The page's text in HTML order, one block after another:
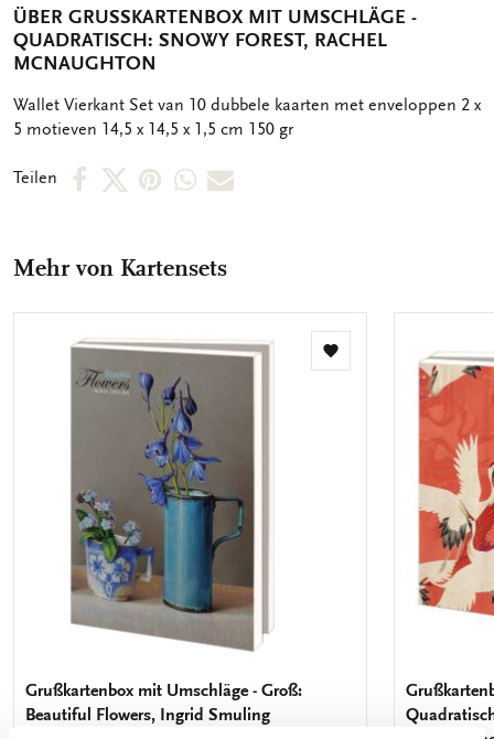
ÜBER GRUSSKARTENBOX MIT UMSCHLÄGE - Q
UADRATISCH: SNOWY FOREST, RACHEL M
CNAUGHTON
OMSCHRIJVING
Wallet Vierkant Set van 10 dubbele kaarten met enveloppen 2 x
5 motieven 14,5 x 14,5 x 1,5 cm 150 gr
Teilen
Per Per Per PerPer
Mehr von Kartensets
Zur
Wunschliste
Grußkartenbox mit Umschläge - Groß:
Beautiful Flowers, Ingrid Smuling